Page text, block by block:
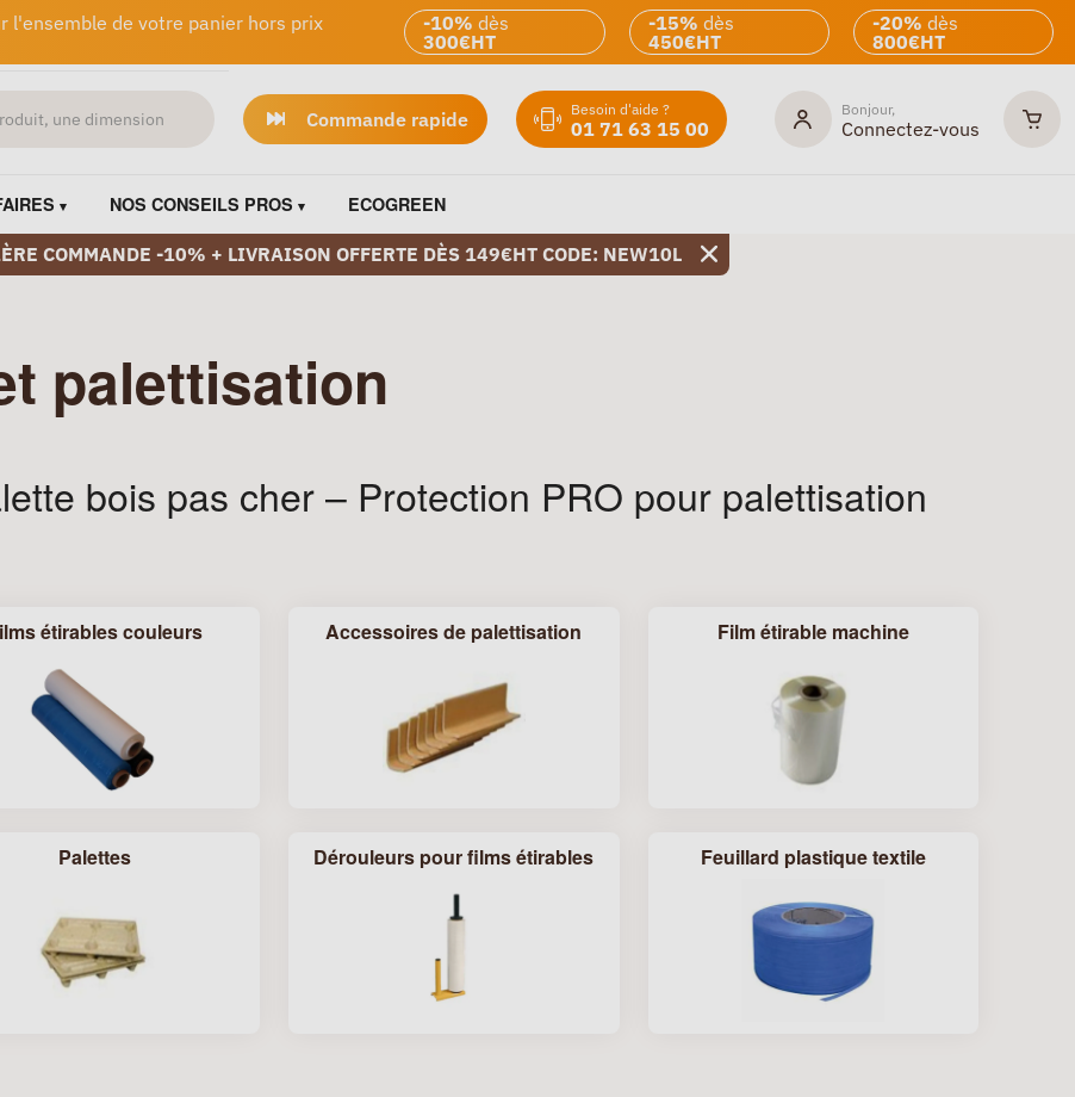
l'ensemble de votre panier hors prix
-10% dès
300€HT
-15% dès
450€HT
-20% dès
800€HT
Commande rapide Besoin d'aide ?
01 71 63 15 00
Bonjour,
Connectez-vous
NOS CONSEILS PROS ECOGREEN
COMMANDE -10% + LIVRAISON OFFERTE DÈS 149€HT CODE: NEW10L
palettisation
bois pas cher – Protection PRO pour palettisation
étirables couleurs Accessoires de palettisation Film étirable machine
Palettes Dérouleurs pour films étirables Feuillard plastique textile